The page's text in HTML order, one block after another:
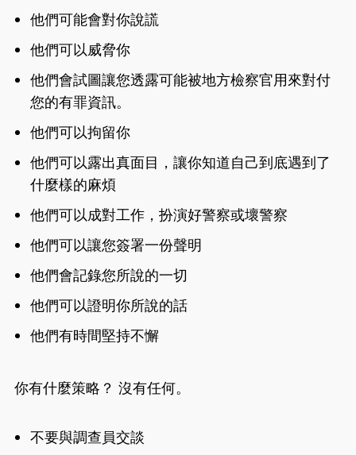
他們可能會對你說謊
他們可以威脅你
他們會試圖讓您透露可能被地方檢察官用來對付
您的有罪資訊。
他們可以拘留你
他們可以露出真面目，讓你知道自己到底遇到了
什麼樣的麻煩
他們可以成對工作，扮演好警察或壞警察
他們可以讓您簽署一份聲明
他們會記錄您所說的一切
他們可以證明你所說的話
他們有時間堅持不懈
你有什麼策略？ 沒有任何。
不要與調查員交談